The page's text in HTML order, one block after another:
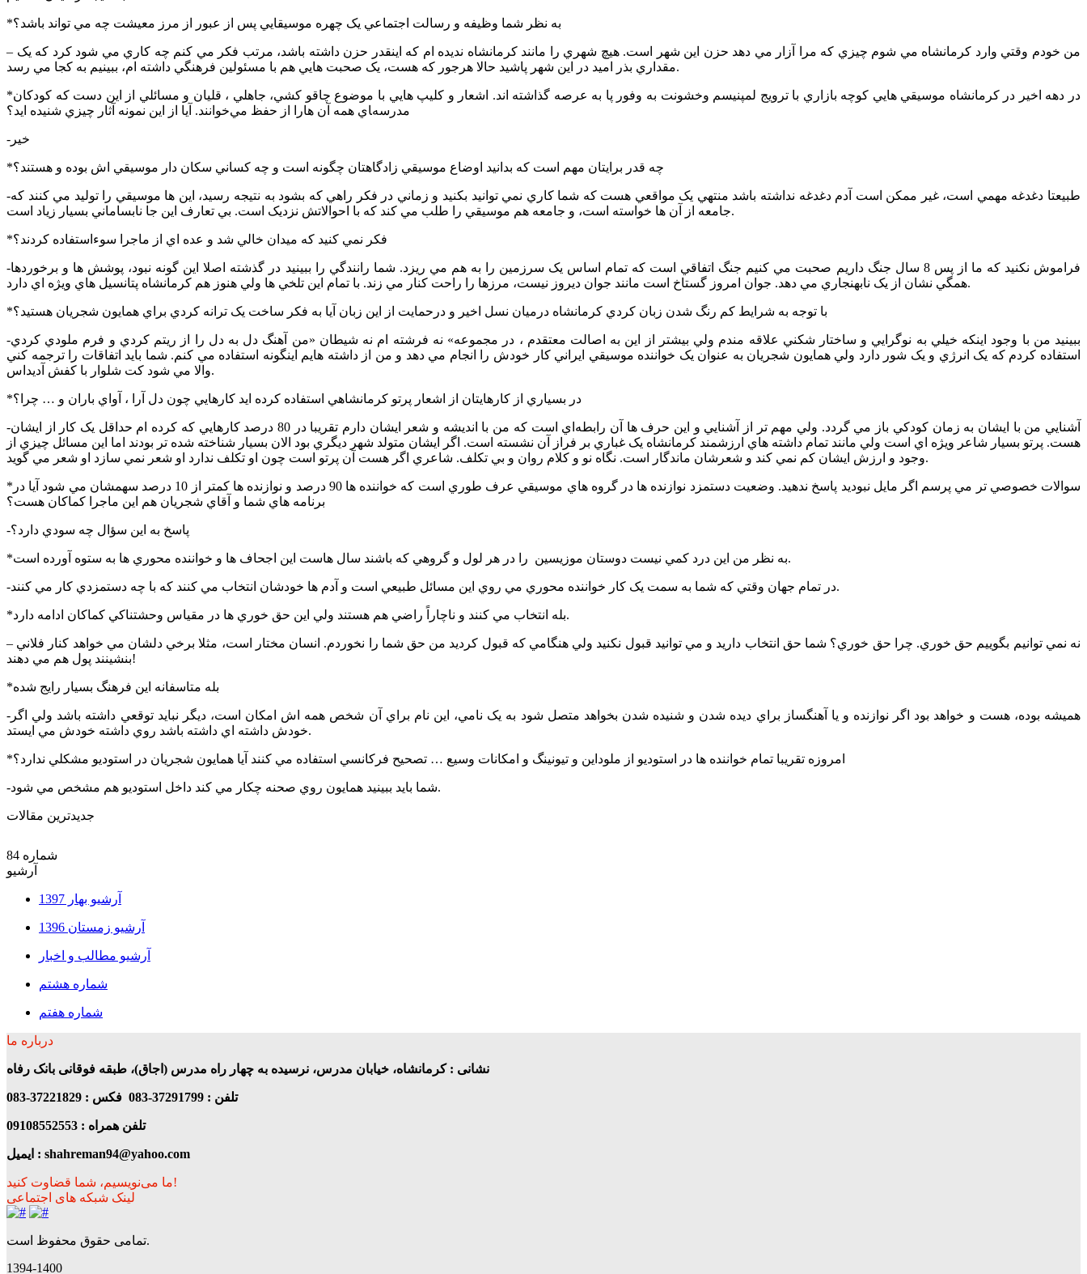
*به نظر شما وظيفه و رسالت اجتماعي يک چهره موسيقايي پس از عبور از مرز معيشت چه مي تواند باشد؟
– من خودم وقتي وارد کرمانشاه مي شوم چيزي که مرا آزار مي دهد حزن اين شهر است. هيچ شهري را مانند کرمانشاه نديده ام که اينقدر حزن داشته باشد، مرتب فکر مي کنم چه کاري مي شود کرد که يک
مقداري بذر اميد در اين شهر پاشيد حالا هرجور که هست، يک صحبت هايي هم با مسئولين فرهنگي داشته ام، ببينيم به کجا مي رسد.
*در دهه اخير در کرمانشاه موسيقي هايي کوچه بازاري با ترويج لمپنيسم وخشونت به وفور پا به عرصه گذاشته اند. اشعار و کليپ هايي با موضوع چاقو کشي، جاهلي ، قليان و مسائلي از اين دست که کودکان
مدرسه‌‍اي همه آن هارا از حفظ مي‌خوانند. آيا از اين نمونه آثار چيزي شنيده ايد؟
-خير
*چه قدر برايتان مهم است که بدانيد اوضاع موسيقي زادگاهتان چگونه است و چه کساني سکان دار موسيقي اش بوده و هستند؟
-طبيعتا دغدغه مهمي است، غير ممکن است آدم دغدغه نداشته باشد منتهي يک مواقعي هست که شما کاري نمي توانيد بکنيد و زماني در فکر راهي که بشود به نتيجه رسيد، اين ها موسيقي را توليد مي کنند که
جامعه از آن ها خواسته است، و جامعه هم موسيقي را طلب مي کند که با احوالاتش نزديک است. بي تعارف اين جا نابساماني بسيار زياد است.
*فکر نمي کنيد که ميدان خالي شد و عده اي از ماجرا سوءاستفاده کردند؟
-فراموش نکنيد که ما از پس 8 سال جنگ داريم صحبت مي کنيم جنگ اتفاقي است که تمام اساس يک سرزمين را به هم مي ريزد. شما رانندگي را ببينيد در گذشته اصلا اين گونه نبود، پوشش ها و برخوردها
همگي نشان از يک نابهنجاري مي دهد. جوان امروز گستاخ است مانند جوان ديروز نيست، مرزها را راحت کنار مي زند. با تمام اين تلخي ها ولي هنوز هم کرمانشاه پتانسيل هاي ويژه اي دارد.
*با توجه به شرايط کم رنگ شدن زبان کردي کرمانشاه درميان نسل اخير و درحمايت از اين زبان آيا به فکر ساخت يک ترانه کردي براي همايون شجريان هستيد؟
-ببينيد من با وجود اينکه خيلي به نوگرايي و ساختار شکني علاقه مندم ولي بيشتر از اين به اصالت معتقدم ، در مجموعه» نه فرشته ام نه شيطان «من آهنگ دل به دل را از ريتم کردي و فرم ملودي کردي
استفاده کردم که يک انرژي و يک شور دارد ولي همايون شجريان به عنوان يک خواننده موسيقي ايراني کار خودش را انجام مي دهد و من از داشته هايم اينگونه استفاده مي کنم. شما بايد اتفاقات را ترجمه کني
والا مي شود کت شلوار با کفش آديداس.
*در بسياري از کارهايتان از اشعار پرتو کرمانشاهي استفاده کرده ايد کارهايي چون دل آرا ، آواي باران و … چرا؟
-آشنايي من با ايشان به زمان کودکي باز مي گردد. ولي مهم تر از آشنايي و اين حرف ها آن رابطه‌اي است که من با انديشه و شعر ايشان دارم تقريبا در 80 درصد کارهايي که کرده ام حداقل يک کار از ايشان
هست. پرتو بسيار شاعر ويژه اي است ولي مانند تمام داشته هاي ارزشمند کرمانشاه يک غباري بر فراز آن نشسته است. اگر ايشان متولد شهر ديگري بود الان بسيار شناخته شده تر بودند اما اين مسائل چيزي از
وجود و ارزش ايشان کم نمي کند و شعرشان ماندگار است. نگاه نو و کلام روان و بي تکلف. شاعري اگر هست آن پرتو است چون او تکلف ندارد او شعر نمي سازد او شعر مي گويد.
*سوالات خصوصي تر مي پرسم اگر مايل نبوديد پاسخ ندهيد. وضعيت دستمزد نوازنده ها در گروه هاي موسيقي عرف طوري است که خواننده ها 90 درصد و نوازنده ها کمتر از 10 درصد سهمشان مي شود آيا در
برنامه هاي شما و آقاي شجريان هم اين ماجرا کماکان هست؟
-پاسخ به اين سؤال چه سودي دارد؟
*به نظر من اين درد کمي نيست دوستان موزيسين را در هر لول و گروهي که باشند سال هاست اين اجحاف ها و خواننده محوري ها به ستوه آورده است.
-در تمام جهان وقتي که شما به سمت يک کار خواننده محوري مي روي اين مسائل طبيعي است و آدم ها خودشان انتخاب مي کنند که با چه دستمزدي کار مي کنند.
*بله انتخاب مي کنند و ناچاراً راضي هم هستند ولي اين حق خوري ها در مقياس وحشتناکي کماکان ادامه دارد.
– نه نمي توانيم بگوييم حق خوري. چرا حق خوري؟ شما حق انتخاب داريد و مي توانيد قبول نکنيد ولي هنگامي که قبول کرديد من حق شما را نخوردم. انسان مختار است، مثلا برخي دلشان مي خواهد کنار فلاني
بنشينند پول هم مي دهند!
*بله متاسفانه اين فرهنگ بسيار رايج شده
-هميشه بوده، هست و خواهد بود اگر نوازنده و يا آهنگساز براي ديده شدن و شنيده شدن بخواهد متصل شود به يک نامي، اين نام براي آن شخص همه اش امکان است، ديگر نبايد توقعي داشته باشد ولي اگر
خودش داشته اي داشته باشد روي داشته خودش مي ايستد.
*امروزه تقريبا تمام خواننده ها در استوديو از ملوداين و تيونينگ و امکانات وسيع … تصحيح فرکانسي استفاده مي کنند آيا همايون شجريان در استوديو مشکلي ندارد؟
-شما بايد ببينيد همايون روي صحنه چکار مي کند داخل استوديو هم مشخص مي شود.
جدیدترین مقالات
شماره 84
آرشیو
آرشیو بهار 1397
آرشیو زمستان 1396
آرشیو مطالب و اخبار
شماره هشتم
شماره هفتم
درباره ما
نشانی : کرمانشاه، خیابان مدرس، نرسیده به چهار راه مدرس (اجاق)، طبقه فوقانی بانک رفاه
تلفن : 37291799-083 فکس : 37221829-083
تلفن همراه : 09108552553
ایمیل : shahreman94@yahoo.com
ما می‌نویسیم، شما قضاوت کنید!
لینک شبکه های اجتماعی
تمامی حقوق محفوظ است.
1394-1400